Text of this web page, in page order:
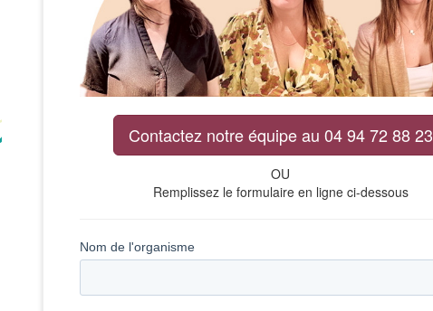
Contactez notre équipe au 04 94 72 88 23
OU
Remplissez le formulaire en ligne ci-dessous